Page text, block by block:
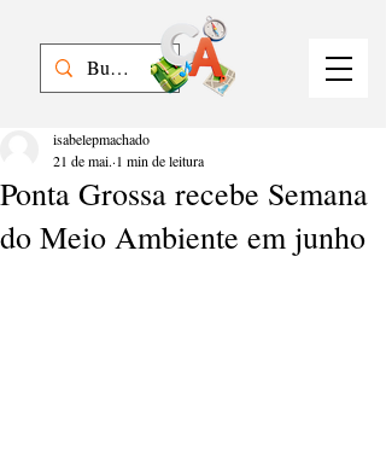
Ponta Grossa recebe Semana
do Meio Ambiente em junho
isabelepmachado
21 de mai. 1 min de leitura